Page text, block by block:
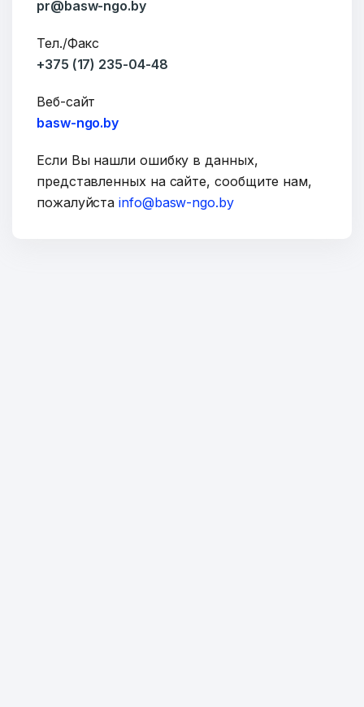
E-mail
Тема
Сообщение
pr@basw-ngo.by
Тел./Факс
+375 (17) 235-04-48
Веб-сайт
basw-ngo.by
Если Вы нашли ошибку в данных,
представленных на сайте, сообщите нам,
пожалуйстаinfo@basw-ngo.by